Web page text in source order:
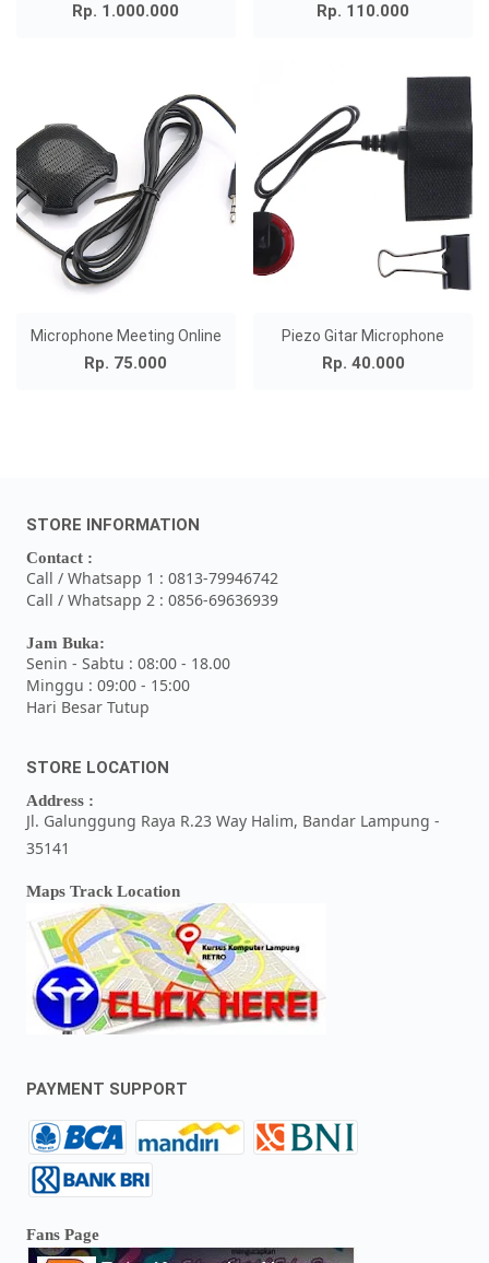
Rp. 1.000.000 Rp. 110.000
Microphone Meeting Online
Rp. 75.000
Piezo Gitar Microphone
Rp. 40.000
STORE INFORMATION
Contact :
Call / Whatsapp 1 : 0813-79946742
Call / Whatsapp 2 : 0856-69636939
Jam Buka:
Senin - Sabtu : 08:00 - 18.00
Minggu : 09:00 - 15:00
Hari Besar Tutup
STORE LOCATION
Address :
Jl. Galunggung Raya R.23 Way Halim, Bandar Lampung -
35141
Maps Track Location
PAYMENT SUPPORT
Fans Page